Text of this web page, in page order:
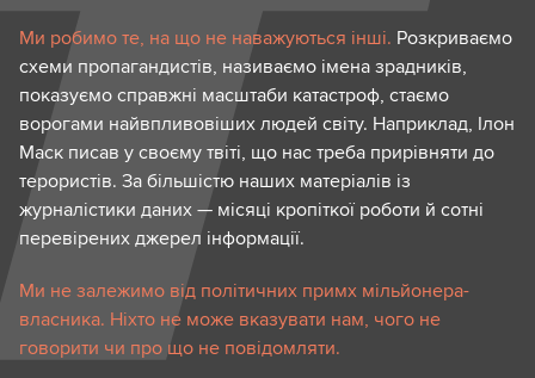
Ми робимо те, на що не наважуються інші. Розкриваємо
схеми пропагандистів, називаємо імена зрадників,
показуємо справжні масштаби катастроф, стаємо
ворогами найвпливовіших людей світу. Наприклад, Ілон
Маск писав у своєму твіті, що нас треба прирівняти до
терористів. За більшістю наших матеріалів із
журналістики даних — місяці кропіткої роботи й сотні
перевірених джерел інформації.
Ми не залежимо від політичних примх мільйонера-
власника. Ніхто не може вказувати нам, чого не
говорити чи про що не повідомляти.